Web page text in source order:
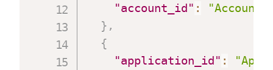
"account_id" :
} ,
{
"application_id" :